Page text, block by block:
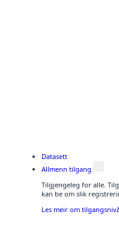
Datasett
Allmenn tilgang
Tilgjengeleg for alle.
kan be om slik
Les meir om